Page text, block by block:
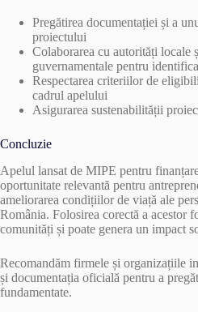
Pregătirea documentației și a
proiectului
Colaborarea cu autorități locale
guvernamentale pentru
Respectarea criteriilor de
cadrul apelului
Asigurarea sustenabilității
Concluzie
Apelul lansat de MIPE pentru
oportunitate relevantă pentru
ameliorarea condițiilor de viață ale
România. Folosirea corectă a acestor
comunități și poate genera un impact
Recomandăm firmele și organizațiile
și documentația oficială pentru a
fundamentate.